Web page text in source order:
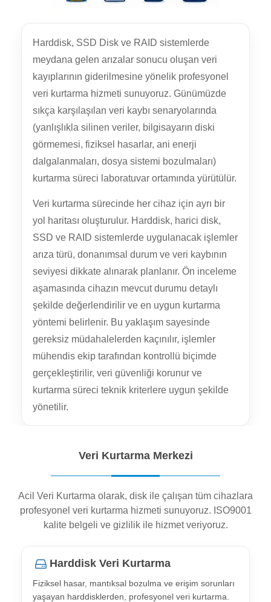
Harddisk, SSD Disk ve RAID sistemlerde
meydana gelen arızalar sonucu oluşan veri
kayıplarının giderilmesine yönelik profesyonel
veri kurtarma hizmeti sunuyoruz. Günümüzde
sıkça karşılaşılan veri kaybı senaryolarında
(yanlışlıkla silinen veriler, bilgisayarın diski
görmemesi, fiziksel hasarlar, ani enerji
dalgalanmaları, dosya sistemi bozulmaları)
kurtarma süreci laboratuvar ortamında yürütülür.
Veri kurtarma sürecinde her cihaz için ayrı bir
yol haritası oluşturulur. Harddisk, harici disk,
SSD ve RAID sistemlerde uygulanacak işlemler
arıza türü, donanımsal durum ve veri kaybının
seviyesi dikkate alınarak planlanır. Ön inceleme
aşamasında cihazın mevcut durumu detaylı
şekilde değerlendirilir ve en uygun kurtarma
yöntemi belirlenir. Bu yaklaşım sayesinde
gereksiz müdahalelerden kaçınılır, işlemler
mühendis ekip tarafından kontrollü biçimde
gerçekleştirilir, veri güvenliği korunur ve
kurtarma süreci teknik kriterlere uygun şekilde
yönetilir.
Veri Kurtarma Merkezi
Acil Veri Kurtarma olarak, disk ile çalışan tüm cihazlara
profesyonel veri kurtarma hizmeti sunuyoruz. ISO9001
kalite belgeli ve gizlilik ile hizmet veriyoruz.
Harddisk Veri Kurtarma
Fiziksel hasar, mantıksal bozulma ve erişim sorunları
yaşayan harddisklerden, profesyonel veri kurtarma.